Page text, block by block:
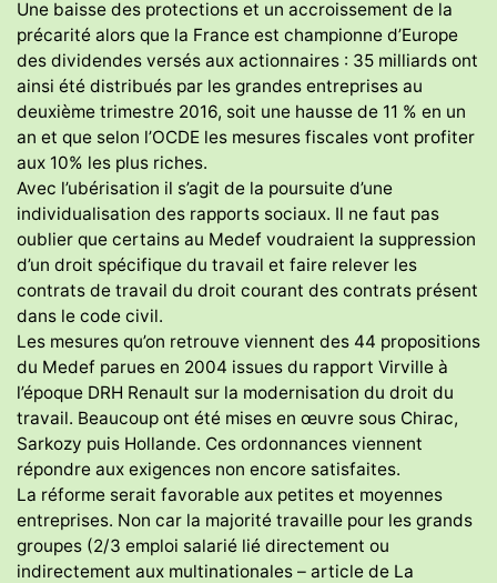
Une baisse des protections et un accroissement de la
précarité alors que la France est championne d’Europe
des dividendes versés aux actionnaires : 35 milliards ont
ainsi été distribués par les grandes entreprises au
deuxième trimestre 2016, soit une hausse de 11 % en un
an et que selon l’OCDE les mesures fiscales vont profiter
aux 10% les plus riches.
Avec l’ubérisation il s’agit de la poursuite d’une
individualisation des rapports sociaux. Il ne faut pas
oublier que certains au Medef voudraient la suppression
d’un droit spécifique du travail et faire relever les
contrats de travail du droit courant des contrats présent
dans le code civil.
Les mesures qu’on retrouve viennent des 44 propositions
du Medef parues en 2004 issues du rapport Virville à
l’époque DRH Renault sur la modernisation du droit du
travail. Beaucoup ont été mises en œuvre sous Chirac,
Sarkozy puis Hollande. Ces ordonnances viennent
répondre aux exigences non encore satisfaites.
La réforme serait favorable aux petites et moyennes
entreprises. Non car la majorité travaille pour les grands
groupes (2/3 emploi salarié lié directement ou
indirectement aux multinationales – article de La